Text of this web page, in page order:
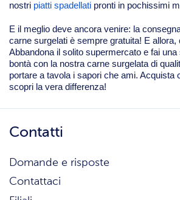
nostri piatti spadellati pronti in pochissimi
E il meglio deve ancora venire: la
carne surgelati è sempre gratuita! E allora,
Abbandona il solito supermercato e fai
bontà con la nostra carne surgelata di
portare a tavola i sapori che ami. Acquista
scopri la vera differenza!
Contatti
Domande e risposte
Contattaci